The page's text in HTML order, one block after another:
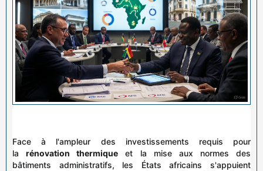
Face à l'ampleur des investissements requis pour
larénovation thermique et la mise aux normes des
bâtiments administratifs, les États africains s'appuient